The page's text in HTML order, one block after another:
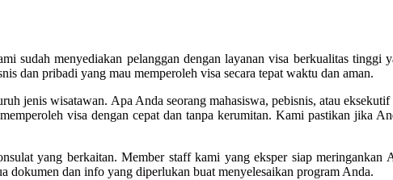
sudah menyediakan pelanggan dengan layanan visa berkualitas tinggi
dan pribadi yang mau memperoleh visa secara tepat waktu dan aman.
jenis wisatawan. Apa Anda seorang mahasiswa, pebisnis, atau
visa dengan cepat dan tanpa kerumitan. Kami pastikan jika
yang berkaitan. Member staff kami yang eksper siap
dan info yang diperlukan buat menyelesaikan program Anda.